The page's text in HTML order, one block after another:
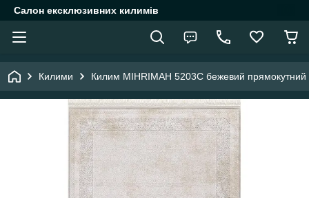
Салон ексклюзивних килимів
Килими Килим MIHRIMAH 5203C бежевий